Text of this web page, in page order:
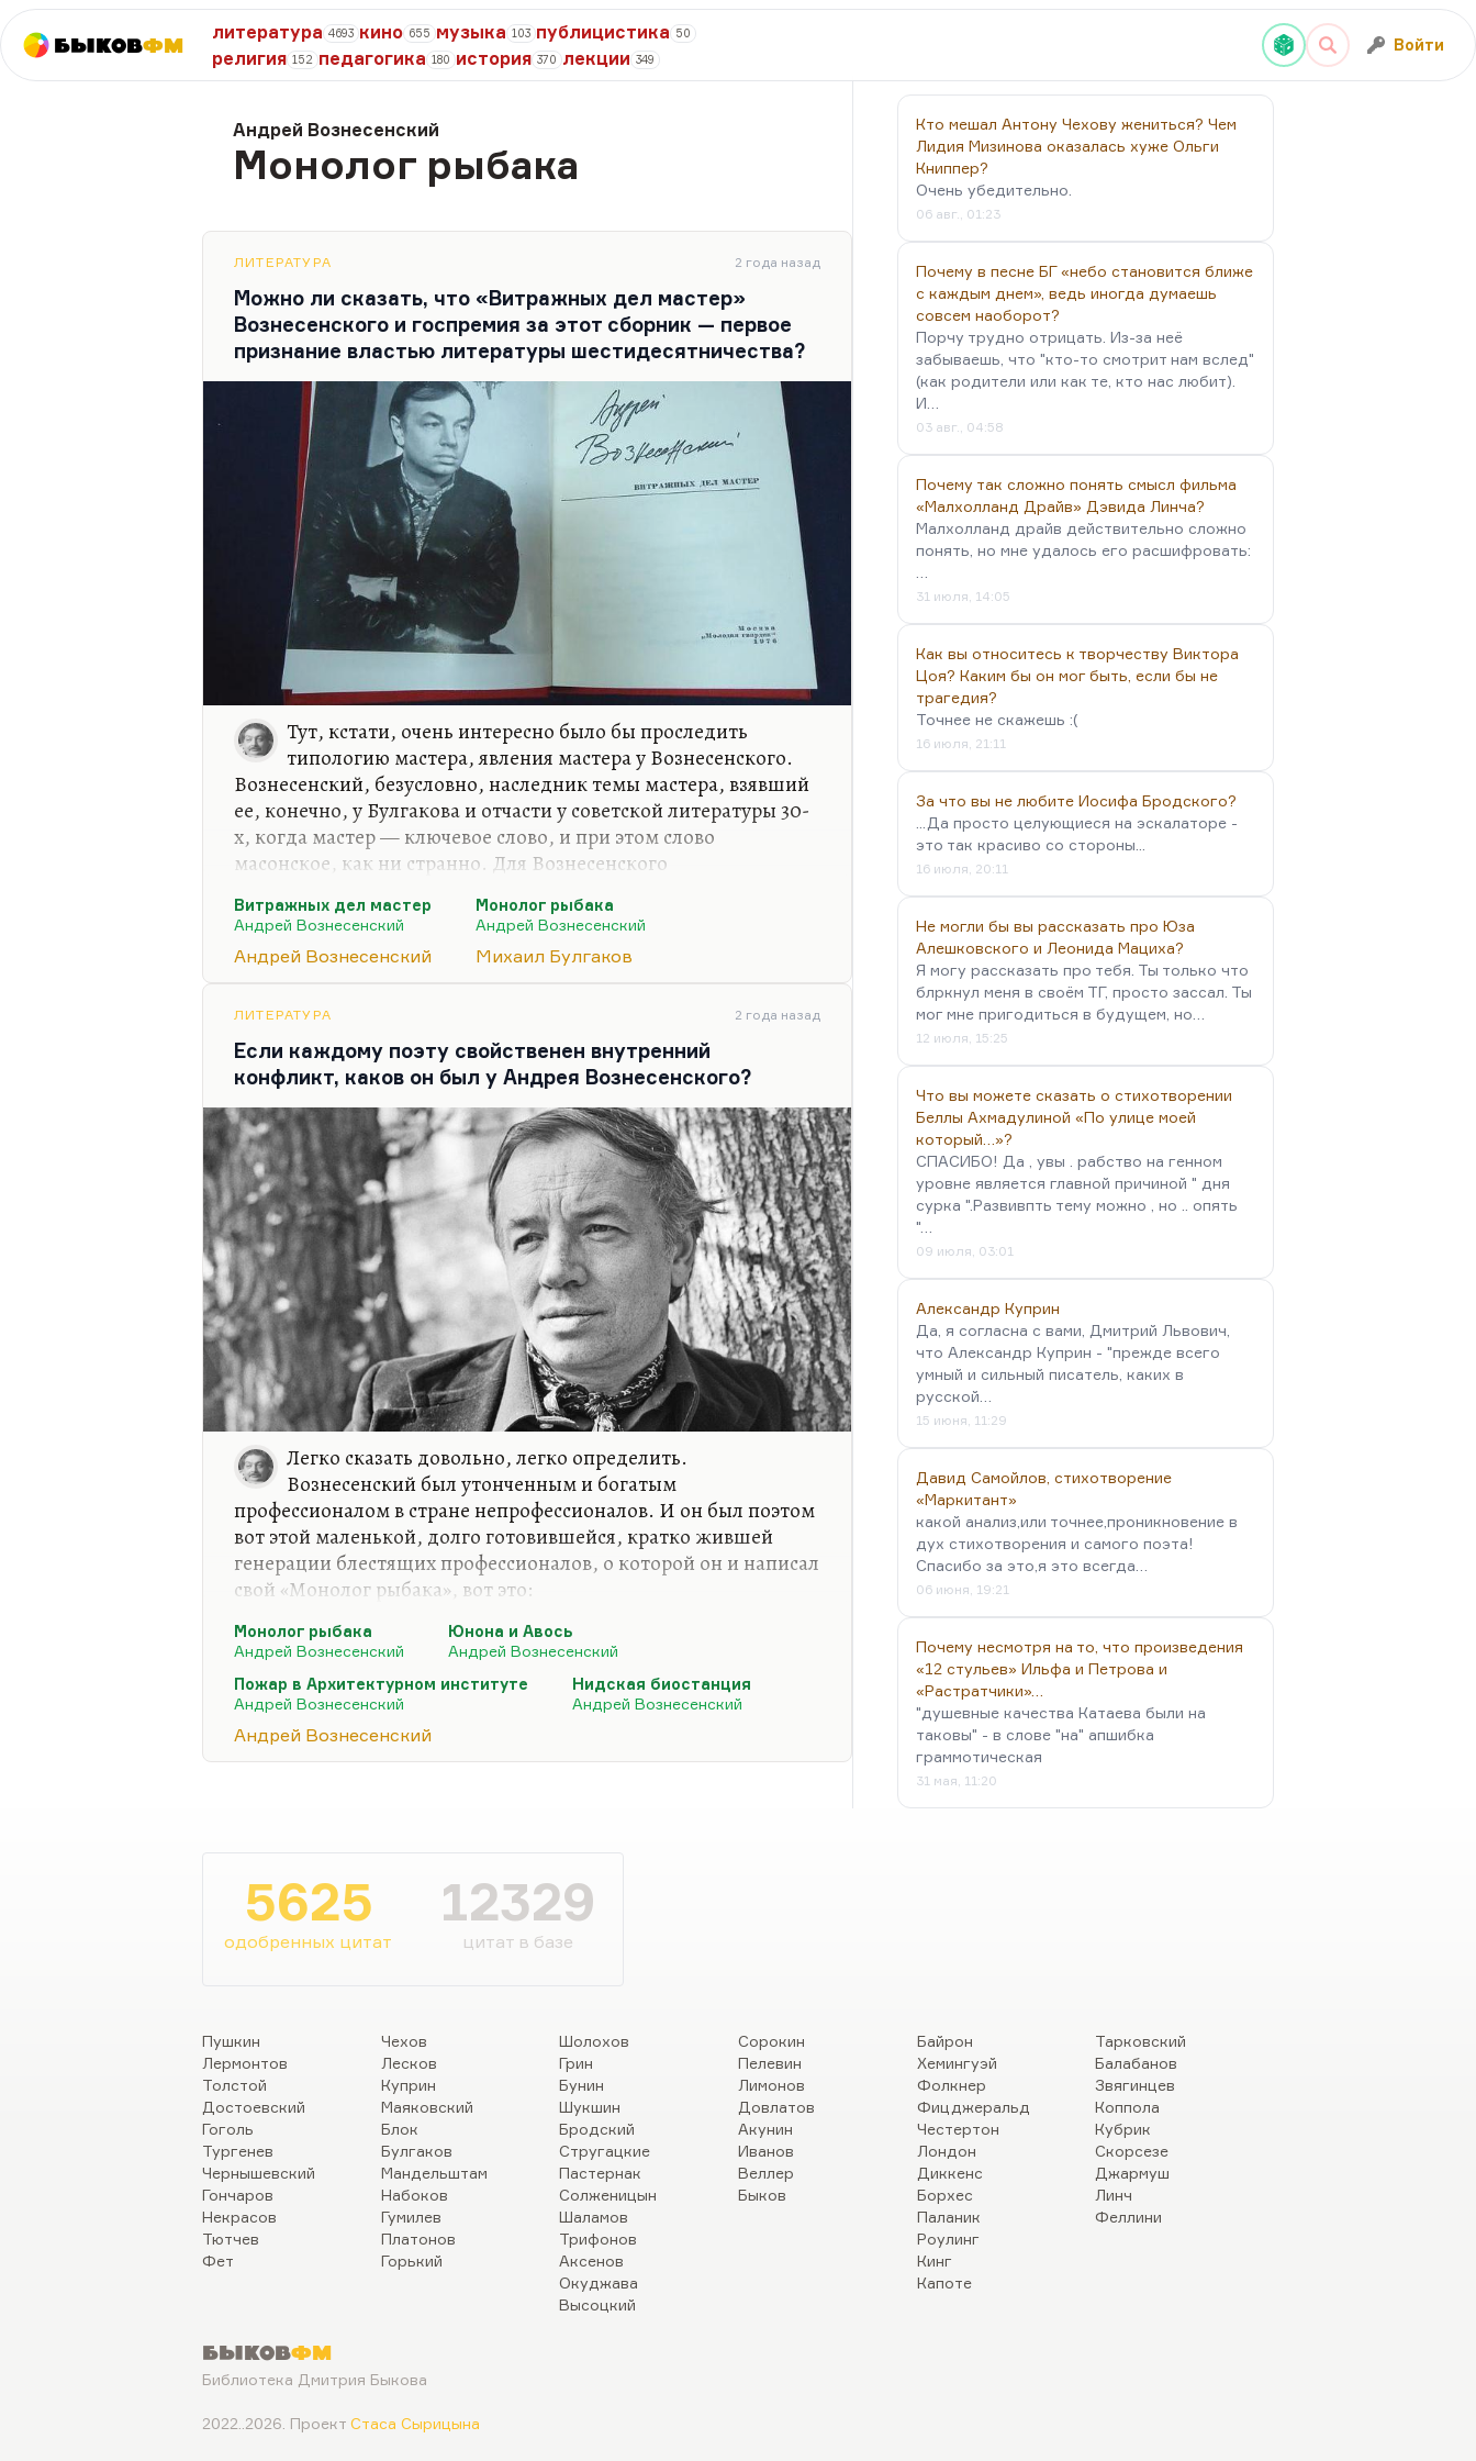
БыковФМ
литература 4693 кино 655 музыка 103 публицистика 50
религия 152 педагогика 180 история 370 лекции 349
Войти
Андрей Вознесенский
Монолог рыбака
ЛИТЕРАТУРА 2 года назад
Можно ли сказать, что «Витражных дел мастер»
Вознесенского и госпремия за этот сборник — первое
признание властью литературы шестидесятничества?
Тут, кстати, очень интересно было бы проследить
типологию мастера, явления мастера у Вознесенского.
Вознесенский, безусловно, наследник темы мастера, взявший
ее, конечно, у Булгакова и отчасти у советской литературы 30-
х, когда мастер — ключевое слово, и при этом слово
масонское, как ни странно. Для Вознесенского
времени. Достаточно вспомнить его «Монолог рыбака», его
эти все «оды Дубне», физикам, лирикам. Мне, кстати,
Вознесенский говорил в интервью, что он в этих людях
Только когда он узнал, что они причастные к советскому
ядерному проекту, он понял, что и профессия не…
Витражных дел мастер
Андрей Вознесенский
Монолог рыбака
Андрей Вознесенский
Андрей Вознесенский Михаил Булгаков
ЛИТЕРАТУРА 2 года назад
Если каждому поэту свойственен внутренний
конфликт, каков он был у Андрея Вознесенского?
Легко сказать довольно, легко определить.
Вознесенский был утонченным и богатым
профессионалом в стране непрофессионалов. И он был поэтом
вот этой маленькой, долго готовившейся, кратко жившей
генерации блестящих профессионалов, о которой он и написал
свой «Монолог рыбака», вот это:
Он шел и смеялся щурко,
Дрожал маяк вдалеке —
Он вспыхивал, как чешуйка
У полночи на щеке.
Он поэт людей, поэт советской интеллигенции, которые
сформировались в 60-е и оказались у безвыходного тупика,
Монолог рыбака
Андрей Вознесенский
Юнона и Авось
Андрей Вознесенский
Пожар в Архитектурном институте
Андрей Вознесенский
Нидская биостанция
Андрей Вознесенский
Андрей Вознесенский
Кто мешал Антону Чехову жениться? Чем
Лидия Мизинова оказалась хуже Ольги
Книппер?
Очень убедительно.
06 авг., 01:23
Почему в песне БГ «небо становится ближе
с каждым днем», ведь иногда думаешь
совсем наоборот?
Порчу трудно отрицать. Из-за неё
забываешь, что "кто-то смотрит нам вслед"
(как родители или как те, кто нас любит).
И…
03 авг., 04:58
Почему так сложно понять смысл фильма
«Малхолланд Драйв» Дэвида Линча?
Малхолланд драйв действительно сложно
понять, но мне удалось его расшифровать:
31 июля, 14:05
Как вы относитесь к творчеству Виктора
Цоя? Каким бы он мог быть, если бы не
трагедия?
Точнее не скажешь :(
16 июля, 21:11
За что вы не любите Иосифа Бродского?
...Да просто целующиеся на эскалаторе -
это так красиво со стороны...
16 июля, 20:11
Не могли бы вы рассказать про Юза
Алешковского и Леонида Мациха?
Я могу рассказать про тебя. Ты только что
блркнул меня в своём ТГ, просто зассал. Ты
мог мне пригодиться в будущем, но…
12 июля, 15:25
Что вы можете сказать о стихотворении
Беллы Ахмадулиной «По улице моей
который…»?
СПАСИБО! Да , увы . рабство на генном
уровне является главной причиной " дня
сурка ".Развивпть тему можно , но .. опять
"…
09 июля, 03:01
Александр Куприн
Да, я согласна с вами, Дмитрий Львович,
что Александр Куприн - "прежде всего
умный и сильный писатель, каких в
русской…
15 июня, 11:29
Давид Самойлов, стихотворение
«Маркитант»
какой анализ,или точнее,проникновение в
дух стихотворения и самого поэта!
Спасибо за это,я это всегда…
06 июня, 19:21
Почему несмотря на то, что произведения
«12 стульев» Ильфа и Петрова и
«Растратчики»…
"душевные качества Катаева были на
таковы" - в слове "на" апшибка
граммотическая
31 мая, 11:20
5625
одобренных цитат
12329
цитат в базе
Пушкин
Лермонтов
Толстой
Достоевский
Гоголь
Тургенев
Чернышевский
Гончаров
Некрасов
Тютчев
Фет
Чехов
Лесков
Куприн
Маяковский
Блок
Булгаков
Мандельштам
Набоков
Гумилев
Платонов
Горький
Шолохов
Грин
Бунин
Шукшин
Бродский
Стругацкие
Пастернак
Солженицын
Шаламов
Трифонов
Аксенов
Окуджава
Высоцкий
Сорокин
Пелевин
Лимонов
Довлатов
Акунин
Иванов
Веллер
Быков
Байрон
Хемингуэй
Фолкнер
Фицджеральд
Честертон
Лондон
Диккенс
Борхес
Паланик
Роулинг
Кинг
Капоте
Тарковский
Балабанов
Звягинцев
Коппола
Кубрик
Скорсезе
Джармуш
Линч
Феллини
БыковФМ
Библиотека Дмитрия Быкова
2022..2026. Проект Стаса Сырицына